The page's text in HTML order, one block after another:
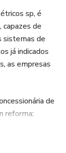
sp, é
capazes de
sistemas de
já indicados
as empresas
de
reforma;